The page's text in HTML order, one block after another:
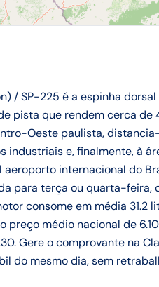
/ SP-225 é a espinha
pista que rendem cerca
Oeste paulista,
industriais e, finalmente, à
internacional do
para terça ou quarta-feira,
consome em média 31.2
preço médio nacional de
Gere o comprovante na
do mesmo dia, sem